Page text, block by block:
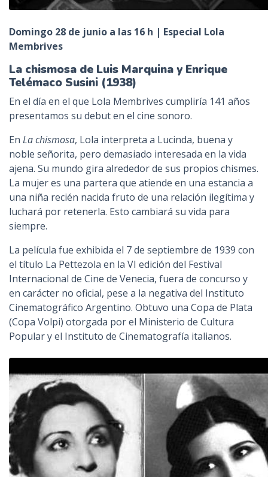
Domingo 28 de junio a las 16 h | Especial Lola
Membrives
La chismosa de Luis Marquina y Enrique
Telémaco Susini (1938)
En el día en el que Lola Membrives cumpliría 141 años
presentamos su debut en el cine sonoro.
En La chismosa, Lola interpreta a Lucinda, buena y
noble señorita, pero demasiado interesada en la vida
ajena. Su mundo gira alrededor de sus propios chismes.
La mujer es una partera que atiende en una estancia a
una niña recién nacida fruto de una relación ilegítima y
luchará por retenerla. Esto cambiará su vida para
siempre.
La película fue exhibida el 7 de septiembre de 1939 con
el título La Pettezola en la VI edición del Festival
Internacional de Cine de Venecia, fuera de concurso y
en carácter no oficial, pese a la negativa del Instituto
Cinematográfico Argentino. Obtuvo una Copa de Plata
(Copa Volpi) otorgada por el Ministerio de Cultura
Popular y el Instituto de Cinematografía italianos.